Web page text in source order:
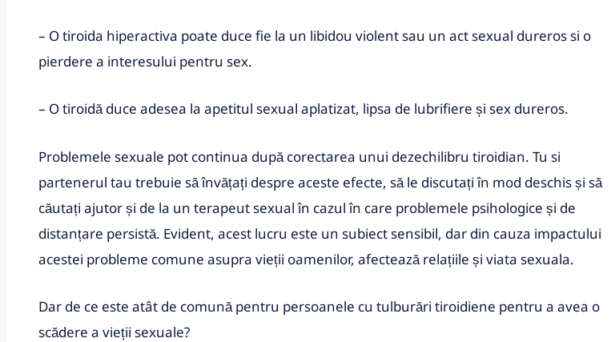
– O tiroida hiperactiva poate duce fie la un libidou violent sau un act sexual dureros si o
pierdere a interesului pentru sex.
– O tiroidă duce adesea la apetitul sexual aplatizat, lipsa de lubrifiere și sex dureros.
Problemele sexuale pot continua după corectarea unui dezechilibru tiroidian. Tu si
partenerul tau trebuie să învățați despre aceste efecte, să le discutați în mod deschis și să
căutați ajutor și de la un terapeut sexual în cazul în care problemele psihologice și de
distanțare persistă. Evident, acest lucru este un subiect sensibil, dar din cauza impactului
acestei probleme comune asupra vieții oamenilor, afectează relațiile și viata sexuala.
Dar de ce este atât de comună pentru persoanele cu tulburări tiroidiene pentru a avea o
scădere a vieții sexuale?